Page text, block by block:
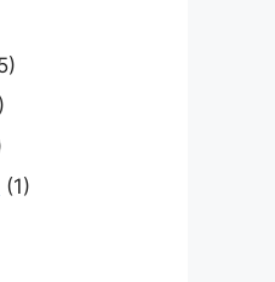
(1)